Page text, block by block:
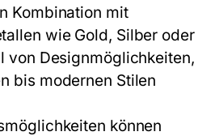
Kombination mit
wie Gold, Silber oder
von Designmöglichkeiten,
bis modernen Stilen
können